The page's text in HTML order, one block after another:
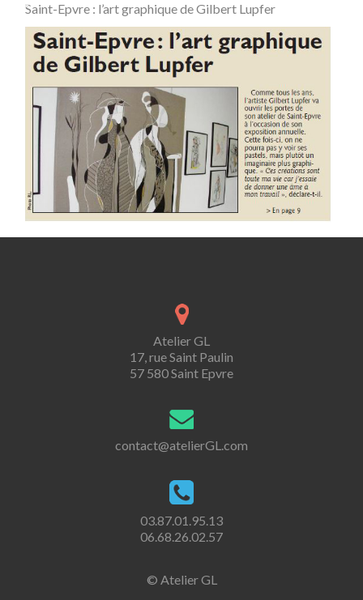
Saint-Epvre : l’art graphique de Gilbert Lupfer
Atelier GL
17, rue Saint Paulin
57 580 Saint Epvre
contact@atelierGL.com
03.87.01.95.13
06.68.26.02.57
© Atelier GL